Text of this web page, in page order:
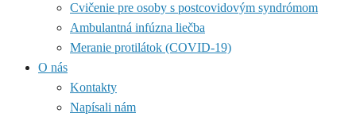
Cvičenie pre osoby s postcovidovým syndrómom
Ambulantná infúzna liečba
Meranie protilátok (COVID-19)
O nás
Kontakty
Napísali nám